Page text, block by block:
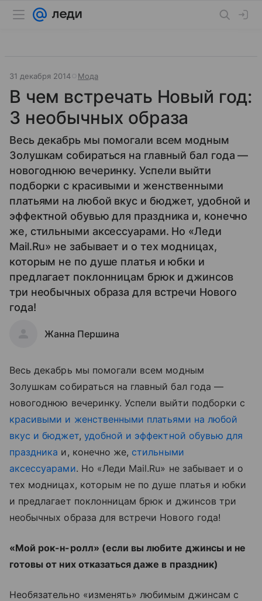
31 декабря 2014 Мода
В чем встречать Новый год:
3 необычных образа
Весь декабрь мы помогали всем модным
Золушкам собираться на главный бал года —
новогоднюю вечеринку. Успели выйти
подборки с красивыми и женственными
платьями на любой вкус и бюджет, удобной и
эффектной обувью для праздника и, конечно
же, стильными аксессуарами. Но «Леди
Mail.Ru» не забывает и о тех модницах,
которым не по душе платья и юбки и
предлагает поклонницам брюк и джинсов
три необычных образа для встречи Нового
года!
Жанна Першина
Весь декабрь мы помогали всем модным
Золушкам собираться на главный бал года —
новогоднюю вечеринку. Успели выйти подборки с
красивыми и женственными платьями на любой
вкус и бюджет, удобной и эффектной обувью для
праздника и, конечно же, стильными
аксессуарами. Но «Леди Mail.Ru» не забывает и о
тех модницах, которым не по душе платья и юбки
и предлагает поклонницам брюк и джинсов три
необычных образа для встречи Нового года!
«Мой рок-н-ролл» (если вы любите джинсы и не
готовы от них отказаться даже в праздник)
Необязательно «изменять» любимым джинсам с